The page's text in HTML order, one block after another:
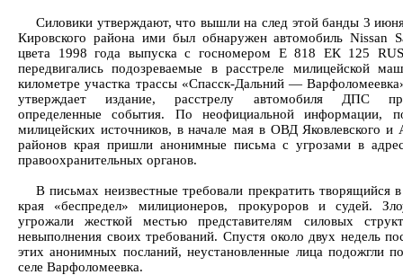
Силовики утверждают, что вышли на след этой банды 3
Кировского района ими был обнаружен автомобиль Nissan
цвета 1998 года выпуска с госномером Е 818 ЕК 125
передвигались подозреваемые в расстреле милицейской
километре участка трассы «Спасск-Дальний —
утверждает издание, расстрелу автомобиля ДПС
определенные события. По неофициальной информации,
милицейских источников, в начале мая в ОВД Яковлевского и
районов края пришли анонимные письма с угрозами в
правоохранительных органов.
В письмах неизвестные требовали прекратить творящийся
края «беспредел» милиционеров, прокуроров и судей.
угрожали жесткой местью представителям силовых
невыполнения своих требований. Спустя около двух недель
этих анонимных посланий, неустановленные лица подожгли
селе Варфоломеевка.